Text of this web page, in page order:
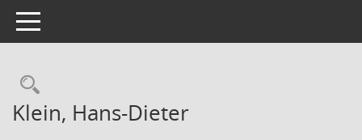
Toggle navigation
Rechercheauswahl
Klein, Hans-Dieter